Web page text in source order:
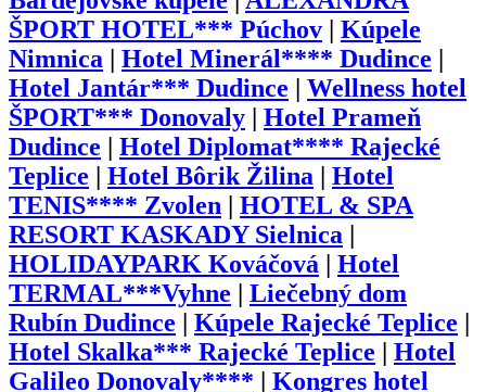
ŠPORT HOTEL*** Púchov
Kúpele
Nimnica
Hotel Minerál**** Dudince
Hotel Jantár*** Dudince
Wellness hotel
ŠPORT*** Donovaly
Hotel Prameň
Dudince
Hotel Diplomat**** Rajecké
Teplice
Hotel Bôrik Žilina
Hotel
TENIS**** Zvolen
HOTEL & SPA
RESORT KASKADY Sielnica
HOLIDAYPARK Kováčová
Hotel
TERMAL***Vyhne
Liečebný dom
Rubín Dudince
Kúpele Rajecké Teplice
Hotel Skalka*** Rajecké Teplice
Hotel
Galileo Donovaly****
Kongres hotel